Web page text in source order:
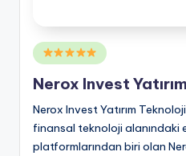
Posted
in
Nerox Invest
Nerox Invest Yatırım
finansal teknoloji alanındaki
platformlarından biri olan